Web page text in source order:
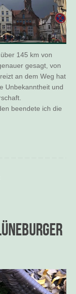
145 km von
gesagt, von
an dem Weg hat
Unbekanntheit und
beendete ich die